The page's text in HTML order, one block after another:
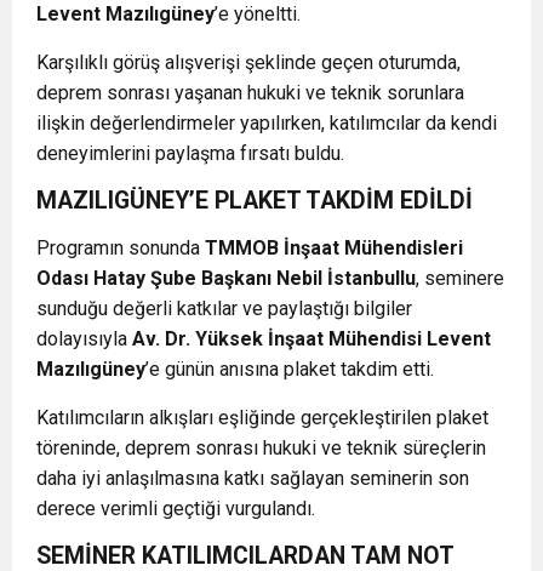
Levent Mazılıgüney’e yöneltti.
Karşılıklı görüş alışverişi şeklinde geçen oturumda,
deprem sonrası yaşanan hukuki ve teknik sorunlara
ilişkin değerlendirmeler yapılırken, katılımcılar da kendi
deneyimlerini paylaşma fırsatı buldu.
MAZILIGÜNEY’E PLAKET TAKDİM EDİLDİ
Programın sonunda TMMOB İnşaat Mühendisleri
Odası Hatay Şube Başkanı Nebil İstanbullu, seminere
sunduğu değerli katkılar ve paylaştığı bilgiler
dolayısıyla Av. Dr. Yüksek İnşaat Mühendisi Levent
Mazılıgüney’e günün anısına plaket takdim etti.
Katılımcıların alkışları eşliğinde gerçekleştirilen plaket
töreninde, deprem sonrası hukuki ve teknik süreçlerin
daha iyi anlaşılmasına katkı sağlayan seminerin son
derece verimli geçtiği vurgulandı.
SEMİNER KATILIMCILARDAN TAM NOT